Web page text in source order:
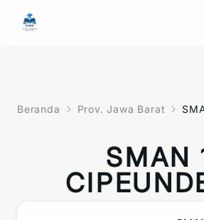
Beranda Prov. Jawa Barat
SMAN